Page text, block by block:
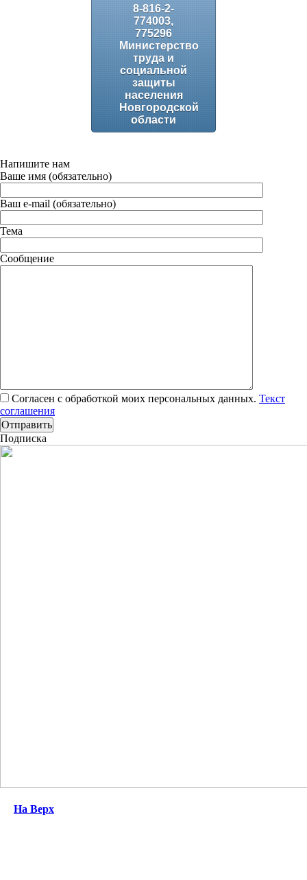
8-816-2-
774003,
775296
Министерство
труда и
социальной
защиты
населения
Новгородской
области
Напишите нам
Ваше имя (обязательно)
Ваш e-mail (обязательно)
Тема
Сообщение
Согласен с обработкой моих персональных данных. Текст
соглашения
Подписка
На Верх